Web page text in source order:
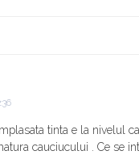
tinta e la nivelul
cauciucului . Ce se